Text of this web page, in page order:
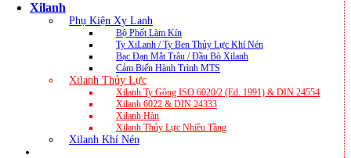
Xilanh
Phụ Kiện Xy Lanh
Bộ Phốt Làm Kín
Ty XiLanh / Ty Ben Thủy Lực Khí Nén
Bạc Đạn Mắt Trâu / Đầu Bò Xilanh
Cảm Biến Hành Trình MTS
Xilanh Thủy Lực
Xilanh Ty Gông ISO 6020/2 (ed. 1991) & DIN 24554
Xilanh 6022 & DIN 24333
Xilanh Hàn
Xilanh Thủy Lực Nhiều Tầng
Xilanh Khí Nén